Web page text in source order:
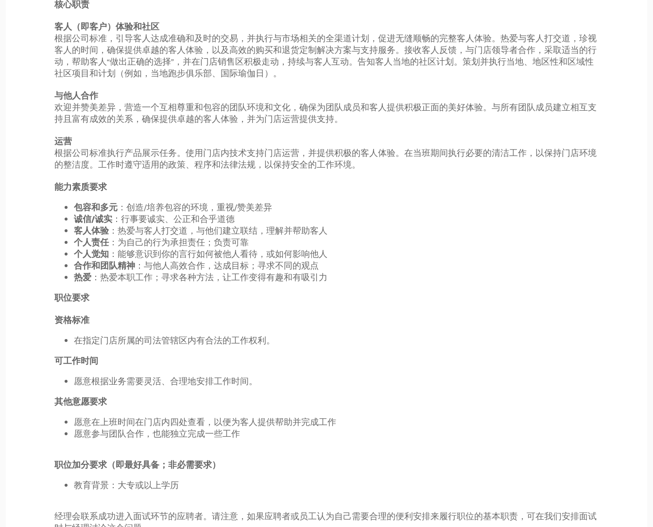
核心职责
客人（即客户）体验和社区
根据公司标准，引导客人达成准确和及时的交易，并执行与市场相关的全渠道计划，促进无缝顺畅的完整客人体验。热爱与客人打交道，珍视
客人的时间，确保提供卓越的客人体验，以及高效的购买和退货定制解决方案与支持服务。接收客人反馈，与门店领导者合作，采取适当的行
动，帮助客人“做出正确的选择”，并在门店销售区积极走动，持续与客人互动。告知客人当地的社区计划。策划并执行当地、地区性和区域性
社区项目和计划（例如，当地跑步俱乐部、国际瑜伽日）。
与他人合作
欢迎并赞美差异，营造一个互相尊重和包容的团队环境和文化，确保为团队成员和客人提供积极正面的美好体验。与所有团队成员建立相互支
持且富有成效的关系，确保提供卓越的客人体验，并为门店运营提供支持。
运营
根据公司标准执行产品展示任务。使用门店内技术支持门店运营，并提供积极的客人体验。在当班期间执行必要的清洁工作，以保持门店环境
的整洁度。工作时遵守适用的政策、程序和法律法规，以保持安全的工作环境。
能力素质要求
包容和多元 ：创造/培养包容的环境，重视/赞美差异
诚信/诚实 ：行事要诚实、公正和合乎道德
客人体验：热爱与客人打交道，与他们建立联结，理解并帮助客人
个人责任：为自己的行为承担责任；负责可靠
个人觉知 ：能够意识到你的言行如何被他人看待，或如何影响他人
合作和团队精神 ：与他人高效合作，达成目标；寻求不同的观点
热爱 ：热爱本职工作；寻求各种方法，让工作变得有趣和有吸引力
职位要求
资格标准
在指定门店所属的司法管辖区内有合法的工作权利。
可工作时间
愿意根据业务需要灵活、合理地安排工作时间。
其他意愿要求
愿意在上班时间在门店内四处查看，以便为客人提供帮助并完成工作
愿意参与团队合作，也能独立完成一些工作
职位加分要求（即最好具备；非必需要求）
教育背景：大专或以上学历
经理会联系成功进入面试环节的应聘者。请注意，如果应聘者或员工认为自己需要合理的便利安排来履行职位的基本职责，可在我们安排面试